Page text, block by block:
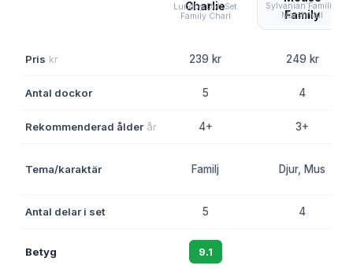
Lundby Doll Set
Family Charl
Sylvanian Families
Marshmall
Pris kr 239 kr 249 kr
Antal dockor 5 4
Rekommenderad ålder år 4+ 3+
Tema/karaktär Familj Djur, Mus
Antal delar i set 5 4
Betyg 9.1